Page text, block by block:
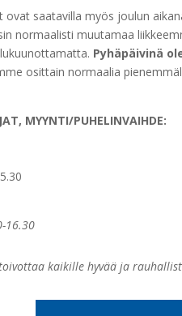
ovat saatavilla myös joulun
normaalisti muutamaa
Pyhäpäivinä
osittain normaalia
MYYNTI/PUHELINVAIHDE:
16.30
kaikille hyvää ja